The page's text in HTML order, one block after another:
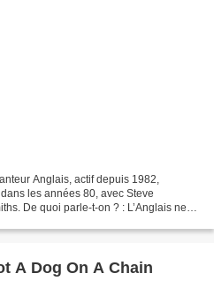
Anglais, actif depuis 1982,
les années 80, avec Steve
De quoi parle-t-on ? : L’Anglais ne
A Dog On A Chain